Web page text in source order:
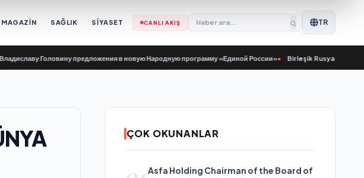
MAGAZİN SAĞLIK SİYASET CANLI AKIŞ TR
Головину предложения в новую Народную программу «Единой России»• Birleşik Rusya Genç
ÇOK OKUNANLAR
Asfa Holding Chairman of the Board of